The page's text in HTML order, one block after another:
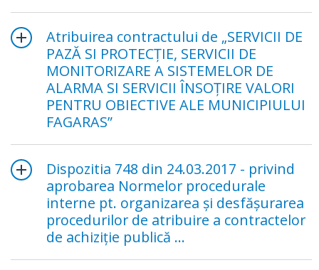
Atribuirea contractului de „SERVICII DE
PAZĂ SI PROTECŢIE, SERVICII DE
MONITORIZARE A SISTEMELOR DE
ALARMA SI SERVICII ÎNSOŢIRE VALORI
PENTRU OBIECTIVE ALE MUNICIPIULUI
FAGARAS”
Dispozitia 748 din 24.03.2017 - privind
aprobarea Normelor procedurale
interne pt. organizarea şi desfăşurarea
procedurilor de atribuire a contractelor
de achiziţie publică ...